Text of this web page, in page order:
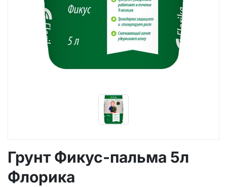
Грунт Фикус-пальма 5л
Флорика